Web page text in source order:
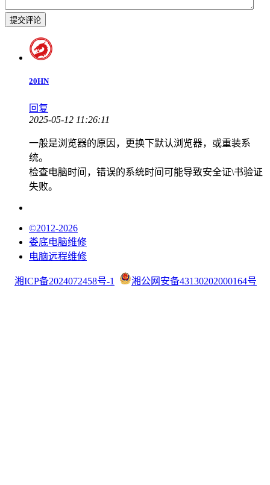
提交评论
20HN
回复
2025-05-12 11:26:11
一般是浏览器的原因，更换下默认浏览器，或重装系
统。
检查电脑时间，错误的系统时间可能导致安全证\书验证
失败。
©2012-2026
娄底电脑维修
电脑远程维修
湘ICP备2024072458号-1 湘公网安备43130202000164号